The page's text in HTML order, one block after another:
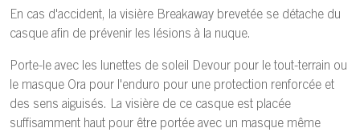
En cas d'accident, la visière Breakaway brevetée se détache du
casque afin de prévenir les lésions à la nuque.
Porte-le avec les lunettes de soleil Devour pour le tout-terrain ou
le masque Ora pour l'enduro pour une protection renforcée et
des sens aiguisés. La visière de ce casque est placée
suffisamment haut pour être portée avec un masque même